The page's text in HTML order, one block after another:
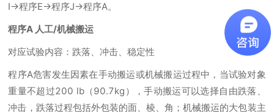
I→程序E→程序J→程序A。
程序A 人工/机械搬运
对应试验内容：跌落、冲击、稳定性
程序A危害发生因素在手动搬运或机械搬运过程中，当试验对象
重量不超过200 lb（90.7kg），手动搬运可以选择自由跌落、
冲击，跌落过程包括外包装的面、棱、角；机械搬运的大包装主